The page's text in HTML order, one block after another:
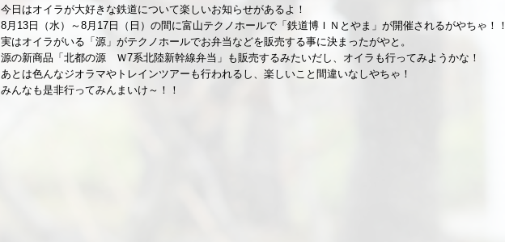
今日はオイラが大好きな鉄道について楽しいお知らせがあるよ！
8月13日（水）～8月17日（日）の間に富山テクノホールで「鉄道博ＩＮとやま」が開催されるがやちゃ！！
実はオイラがいる「源」がテクノホールでお弁当などを販売する事に決まったがやと。
源の新商品「北都の源 Ｗ7系北陸新幹線弁当」も販売するみたいだし、オイラも行ってみようかな！
あとは色んなジオラマやトレインツアーも行われるし、楽しいこと間違いなしやちゃ！
みんなも是非行ってみんまいけ～！！